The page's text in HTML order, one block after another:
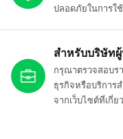
ปลอดภัยในการใ
สำหรับบริษัท
กรุณาตรวจสอบร
ธุรกิจหรือบริการ
จากเว็บไซต์ที่เกี่ย